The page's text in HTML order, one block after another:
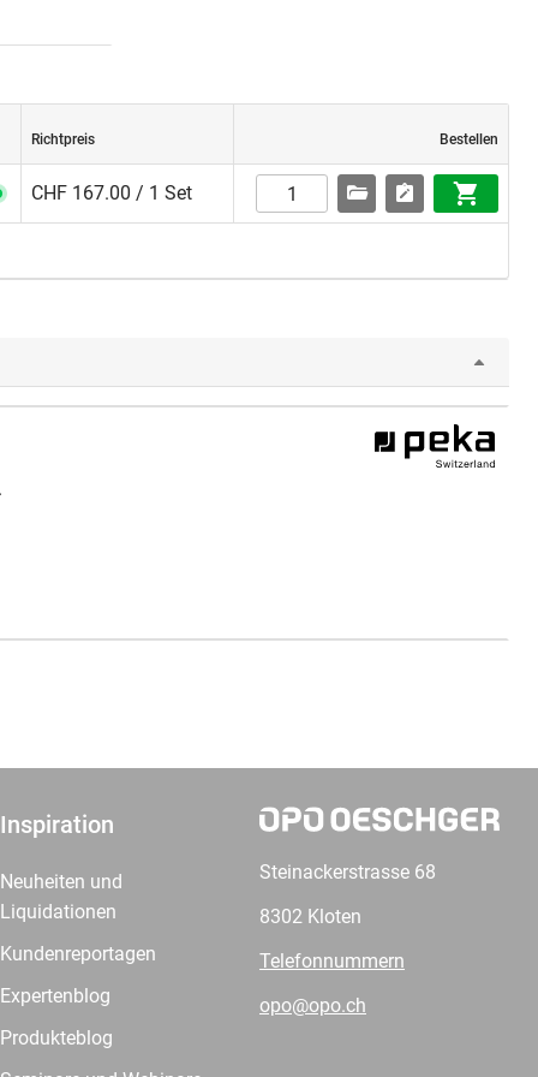
Richtpreis Bestellen
CHF 167.00 / 1 Set
Inspiration
Neuheiten und
Liquidationen
Kundenreportagen
Expertenblog
Produkteblog
Steinackerstrasse 68
8302 Kloten
Telefonnummern
opo@opo.ch